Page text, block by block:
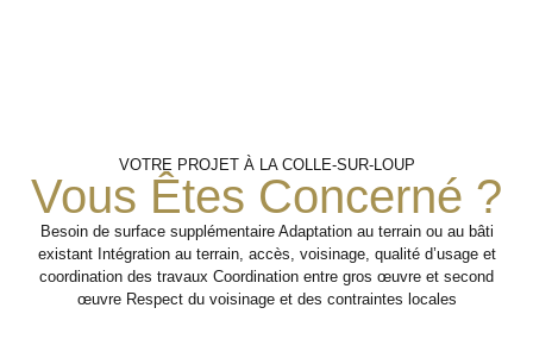
Préparation
Du
Chantier
Analyse des
contraintes,
organisation des
Intervention
Structurelle
Réalisation des
travaux de gros œuvre
nécessaires au projet
de construction,
Coordination
Avec Le
Second
Œuvre
Préparation des étapes
suivantes pour faciliter
VOTRE PROJET À LA COLLE-SUR-LOUP
Vous Êtes Concerné ?
Besoin de surface supplémentaire Adaptation au terrain ou au bâti
existant Intégration au terrain, accès, voisinage, qualité d’usage et
coordination des travaux Coordination entre gros œuvre et second
œuvre Respect du voisinage et des contraintes locales